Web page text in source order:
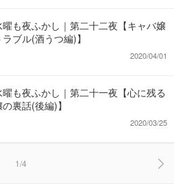
も夜ふかし｜第二十二夜【キャバ嬢
ブル(酒うつ編)】
2020/04/01
も夜ふかし｜第二十一夜【心に残る
裏話(後編)】
2020/03/25
1/4